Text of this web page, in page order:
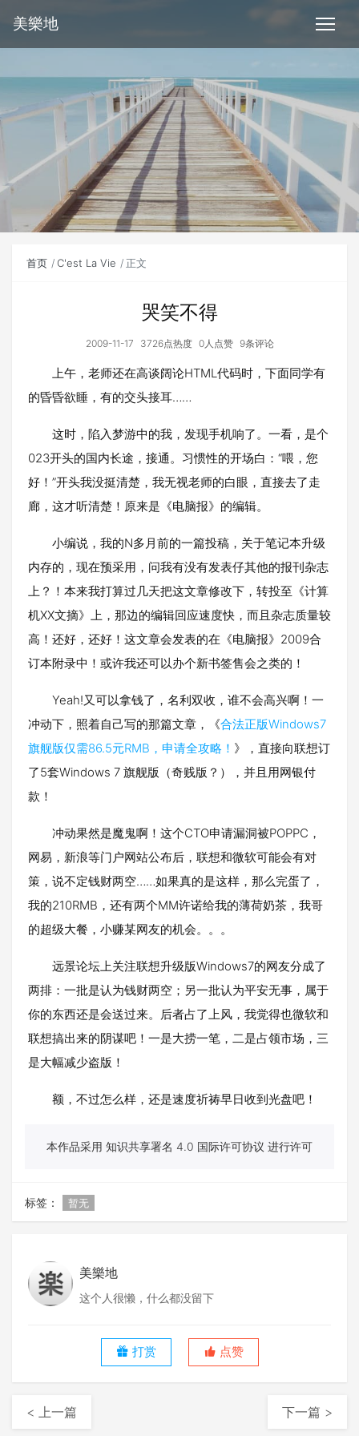
美樂地
首页 C'est La Vie 正文
哭笑不得
2009-11-17 3726点热度 0人点赞 9条评论
上午，老师还在高谈阔论HTML代码时，下面同学有
的昏昏欲睡，有的交头接耳……
这时，陷入梦游中的我，发现手机响了。一看，是个
023开头的国内长途，接通。习惯性的开场白：“喂，您
好！”开头我没挺清楚，我无视老师的白眼，直接去了走
廊，这才听清楚！原来是《电脑报》的编辑。
小编说，我的N多月前的一篇投稿，关于笔记本升级
内存的，现在预采用，问我有没有发表仔其他的报刊杂志
上？！本来我打算过几天把这文章修改下，转投至《计算
机XX文摘》上，那边的编辑回应速度快，而且杂志质量较
高！还好，还好！这文章会发表的在《电脑报》2009合
订本附录中！或许我还可以办个新书签售会之类的！
Yeah!又可以拿钱了，名利双收，谁不会高兴啊！一
冲动下，照着自己写的那篇文章，《合法正版Windows7
旗舰版仅需86.5元RMB，申请全攻略！ 》，直接向联想订
了5套Windows 7 旗舰版（奇贱版？），并且用网银付
款！
冲动果然是魔鬼啊！这个CTO申请漏洞被POPPC，
网易，新浪等门户网站公布后，联想和微软可能会有对
策，说不定钱财两空……如果真的是这样，那么完蛋了，
我的210RMB，还有两个MM许诺给我的薄荷奶茶，我哥
的超级大餐，小赚某网友的机会。。。
远景论坛上关注联想升级版Windows7的网友分成了
两排：一批是认为钱财两空；另一批认为平安无事，属于
你的东西还是会送过来。后者占了上风，我觉得也微软和
联想搞出来的阴谋吧！一是大捞一笔，二是占领市场，三
是大幅减少盗版！
额，不过怎么样，还是速度祈祷早日收到光盘吧！
本作品采用 知识共享署名 4.0 国际许可协议 进行许可
标签： 暂无
美樂地
这个人很懒，什么都没留下
打赏 点赞
< 上一篇 下一篇 >